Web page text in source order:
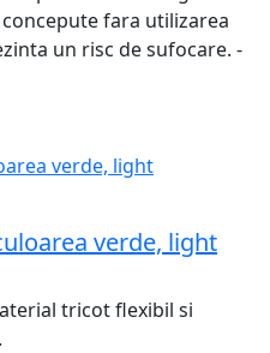
fara utilizarea
un risc de sufocare. -
verde, light
tricot flexibil si